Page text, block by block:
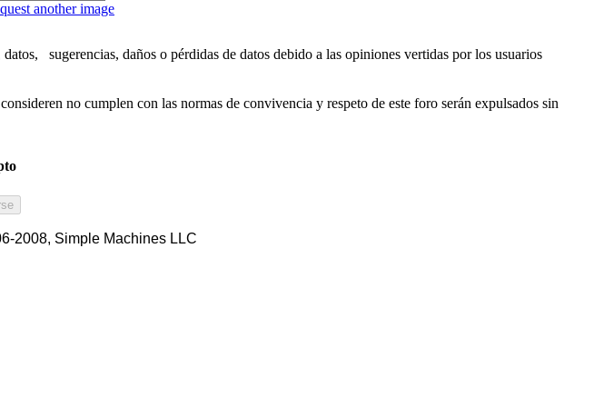
another image
sugerencias, daños o pérdidas de datos debido a las opiniones vertidas por los usuarios
no cumplen con las normas de convivencia y respeto de este foro serán expulsados sin
2008, Simple Machines LLC